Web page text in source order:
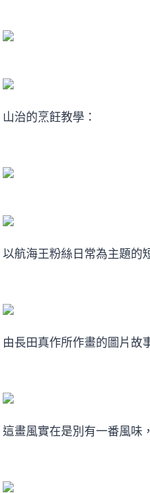
山治的烹飪教學：
以航海王粉絲日常為主題的
由長田真作所作畫的圖片故
這畫風實在是別有一番風味